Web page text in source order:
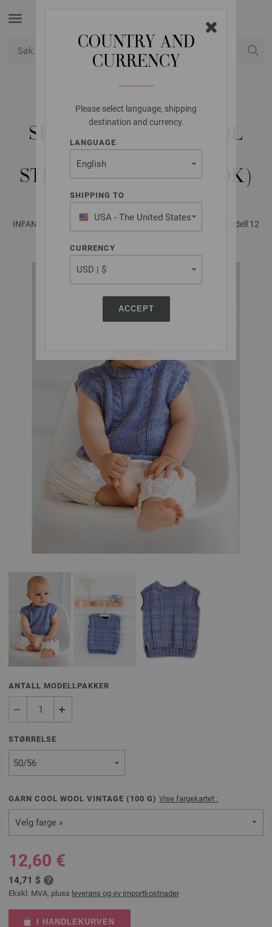
COUNTRY AND
CURRENCY
Please select language, shipping
destination and currency.
LANGUAGE
SHIPPING TO
USA - The United States
of America
CURRENCY
ACCEPT
LANA GROSSA
SLIPOVER COOL WOOL
VINTAGE -
STRIKKEOPPSKRIFT (DK)
INFANTI No. 21 - Magasin (DE) + Strikkeopskrifter (DK) | Modell 12
ANTALL MODELLPAKKER
STØRRELSE
GARN COOL WOOL VINTAGE ( 100 G) Vise fargekartet :
Velg farge »
12,60 €
14,71 $
Ekskl. MVA, pluss leverans og ev importkostnader
I HANDLEKURVEN